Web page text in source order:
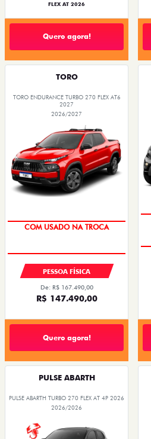
FLEX AT 2026
Quero agora!
TORO
TORO ENDURANCE TURBO 270 FLEX AT6
2027
2026/2027
COM USADO NA TROCA
PESSOA FÍSICA
De: R$ 167.490,00
R$ 147.490,00
Quero agora!
PULSE ABARTH
PULSE ABARTH TURBO 270 FLEX AT 4P 2026
2026/2026